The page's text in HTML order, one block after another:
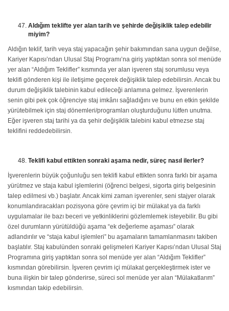
Aldığım teklifte yer alan tarih ve şehirde değişiklik talep edebilir
miyim?
Aldığın teklif, tarih veya staj yapacağın şehir bakımından sana uygun değilse,
Kariyer Kapısı’ndan Ulusal Staj Programı’na giriş yaptıktan sonra sol menüde
yer alan “Aldığım Teklifler” kısmında yer alan işveren staj sorumlusu veya
teklifi gönderen kişi ile iletişime geçerek değişiklik talep edebilirsin. Ancak bu
durum değişiklik talebinin kabul edileceği anlamına gelmez. İşverenlerin
senin gibi pek çok öğrenciye staj imkânı sağladığını ve bunu en etkin şekilde
yürütebilmek için staj dönemleri/programları oluşturduğunu lütfen unutma.
Eğer işveren staj tarihi ya da şehir değişiklik talebini kabul etmezse staj
teklifini reddedebilirsin.
Teklifi kabul ettikten sonraki aşama nedir, süreç nasıl ilerler?
İşverenlerin büyük çoğunluğu sen teklifi kabul ettikten sonra farklı bir aşama
yürütmez ve staja kabul işlemlerini (öğrenci belgesi, sigorta giriş belgesinin
talep edilmesi vb.) başlatır. Ancak kimi zaman işverenler, seni stajyer olarak
konumlandıracakları pozisyona göre çevrim içi bir mülakat ya da farklı
uygulamalar ile bazı beceri ve yetkinliklerini gözlemlemek isteyebilir. Bu gibi
özel durumların yürütüldüğü aşama “ek değerleme aşaması” olarak
adlandırılır ve “staja kabul işlemleri” bu aşamaların tamamlanmasını takiben
başlatılır. Staj kabulünden sonraki gelişmeleri Kariyer Kapısı’ndan Ulusal Staj
Programına giriş yaptıktan sonra sol menüde yer alan “Aldığım Teklifler”
kısmından görebilirsin. İşveren çevrim içi mülakat gerçekleştirmek ister ve
buna ilişkin bir talep gönderirse, süreci sol menüde yer alan “Mülakatlarım”
kısmından takip edebilirsin.